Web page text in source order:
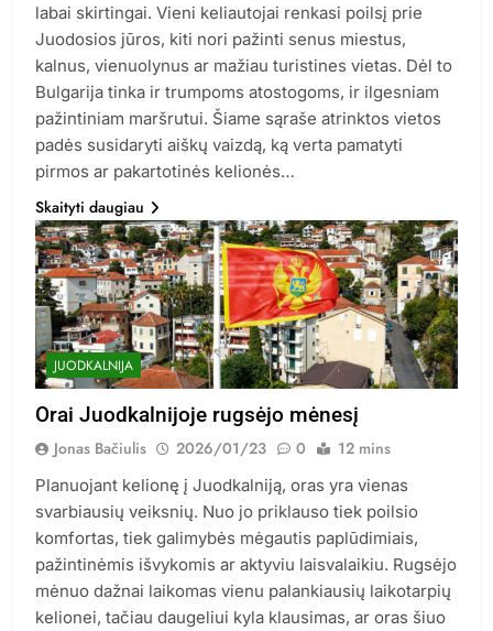
labai skirtingai. Vieni keliautojai renkasi poilsį prie
Juodosios jūros, kiti nori pažinti senus miestus,
kalnus, vienuolynus ar mažiau turistines vietas. Dėl to
Bulgarija tinka ir trumpoms atostogoms, ir ilgesniam
pažintiniam maršrutui. Šiame sąraše atrinktos vietos
padės susidaryti aiškų vaizdą, ką verta pamatyti
pirmos ar pakartotinės kelionės…
Skaityti daugiau
JUODKALNIJA
Orai Juodkalnijoje rugsėjo mėnesį
Jonas Bačiulis 2026/01/23 0 12 mins
Planuojant kelionę į Juodkalniją, oras yra vienas
svarbiausių veiksnių. Nuo jo priklauso tiek poilsio
komfortas, tiek galimybės mėgautis paplūdimiais,
pažintinėmis išvykomis ar aktyviu laisvalaikiu. Rugsėjo
mėnuo dažnai laikomas vienu palankiausių laikotarpių
kelionei, tačiau daugeliui kyla klausimas, ar oras šiuo